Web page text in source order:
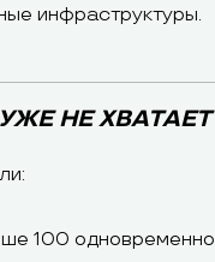
инфраструктуры.
НЕ ХВАТАЕТ
100 одновременно